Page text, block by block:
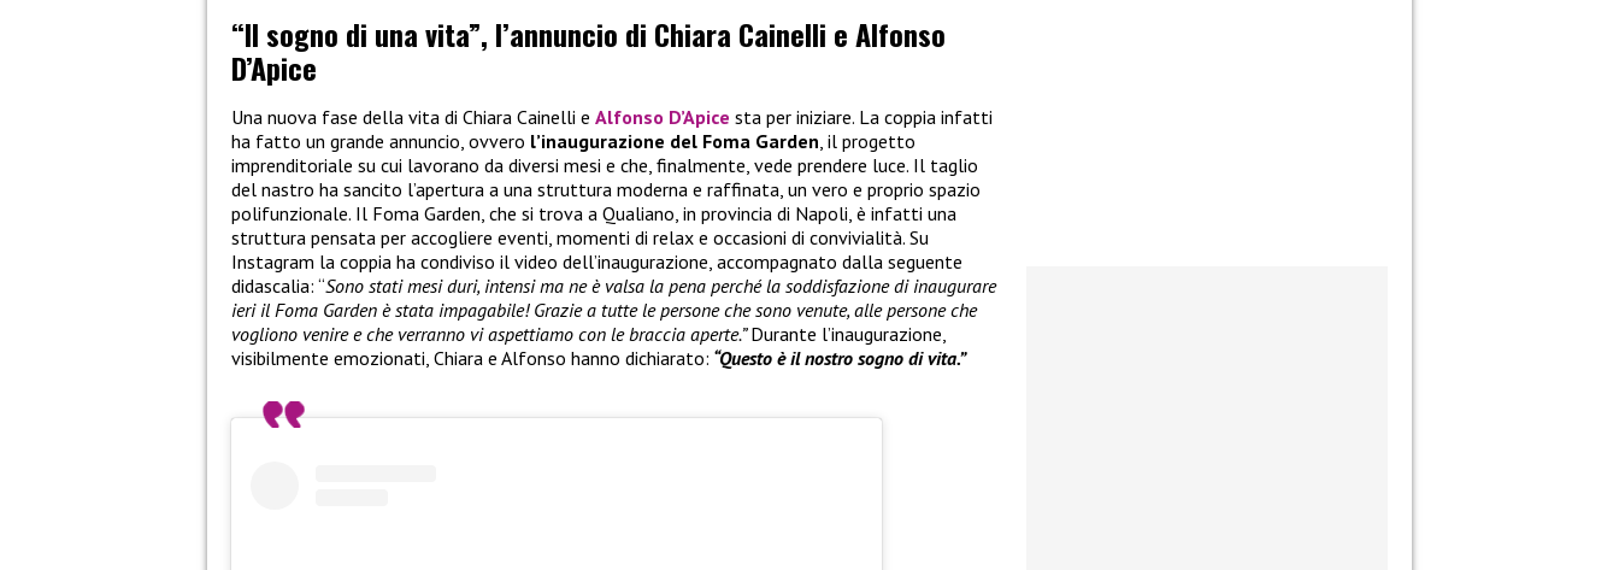
“Il sogno di una vita”, l’annuncio di Chiara Cainelli e Alfonso
D’Apice
Una nuova fase della vita di Chiara Cainelli e Alfonso D’Apice sta per iniziare. La coppia infatti
ha fatto un grande annuncio, ovvero l’inaugurazione del Foma Garden, il progetto
imprenditoriale su cui lavorano da diversi mesi e che, finalmente, vede prendere luce. Il taglio
del nastro ha sancito l’apertura a una struttura moderna e raffinata, un vero e proprio spazio
polifunzionale. Il Foma Garden, che si trova a Qualiano, in provincia di Napoli, è infatti una
struttura pensata per accogliere eventi, momenti di relax e occasioni di convivialità. Su
Instagram la coppia ha condiviso il video dell’inaugurazione, accompagnato dalla seguente
didascalia: “Sono stati mesi duri, intensi ma ne è valsa la pena perché la soddisfazione di inaugurare
ieri il Foma Garden è stata impagabile! Grazie a tutte le persone che sono venute, alle persone che
vogliono venire e che verranno vi aspettiamo con le braccia aperte.”Durante l’inaugurazione,
visibilmente emozionati, Chiara e Alfonso hanno dichiarato: “Questo è il nostro sogno di vita.”